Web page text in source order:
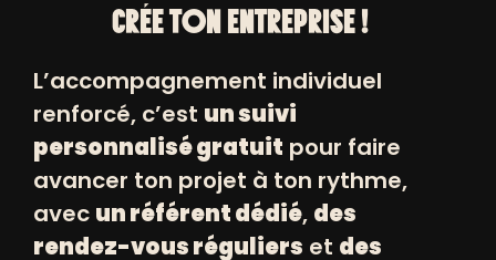
CRÉE TON ENTREPRISE !
L’accompagnement individuel
renforcé, c’est un suivi
personnalisé gratuit pour faire
avancer ton projet à ton rythme,
avec un référent dédié, des
rendez-vous réguliers et des